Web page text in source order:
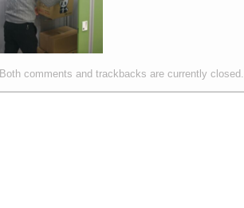
Both comments and trackbacks are currently closed.